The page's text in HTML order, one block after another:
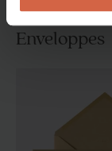
Enveloppes